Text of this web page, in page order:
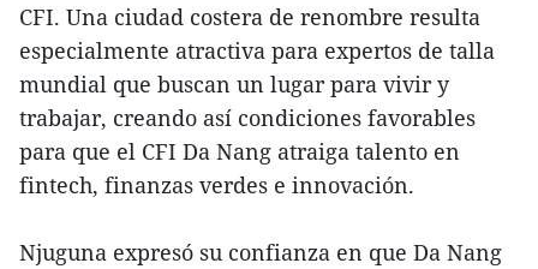
CFI. Una ciudad costera de renombre resulta
especialmente atractiva para expertos de talla
mundial que buscan un lugar para vivir y
trabajar, creando así condiciones favorables
para que el CFI Da Nang atraiga talento en
fintech, finanzas verdes e innovación.
Njuguna expresó su confianza en que Da Nang